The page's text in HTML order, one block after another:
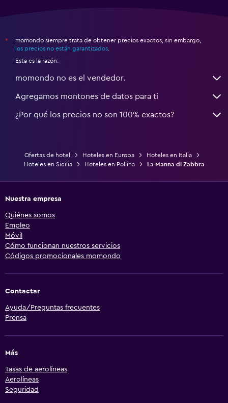
*
momondo siempre trata de obtener precios exactos, sin embargo,
los precios no están garantizados
Esta es la razón:
momondo no es el vendedor.
Agregamos montones de datos para ti
¿Por qué los precios no son 100% exactos?
Ofertas de hotel Hoteles en Europa
Hoteles en Italia
Hoteles en Sicilia
Hoteles en Pollina La Manna di Zabbra
Nuestra empresa
Quiénes somos
Empleo
Móvil
Cómo funcionan nuestros servicios
Códigos promocionales momondo
Contactar
Ayuda/Preguntas frecuentes
Prensa
Más
Tasas de aerolíneas
Aerolíneas
Seguridad